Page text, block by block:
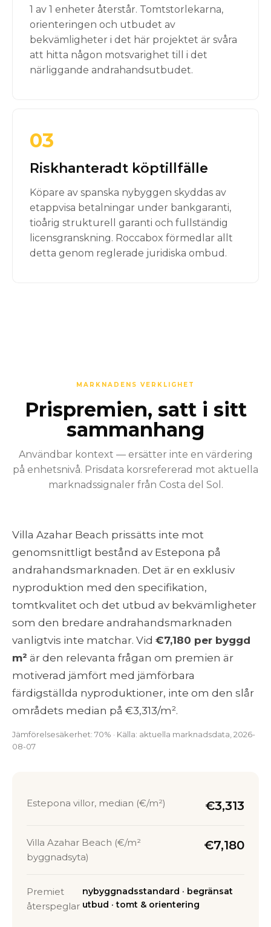
1 av 1 enheter återstår. Tomtstorlekarna,
orienteringen och utbudet av
bekvämligheter i det här projektet är svåra
att hitta någon motsvarighet till i det
närliggande andrahandsutbudet.
03
Riskhanteradt köptillfälle
Köpare av spanska nybyggen skyddas av
etappvisa betalningar under bankgaranti,
tioårig strukturell garanti och fullständig
licensgranskning. Roccabox förmedlar allt
detta genom reglerade juridiska ombud.
MARKNADENS VERKLIGHET
Prispremien, satt i sitt
sammanhang
Användbar kontext — ersätter inte en värdering
på enhetsnivå. Prisdata korsrefererad mot aktuella
marknadssignaler från Costa del Sol.
Villa Azahar Beach prissätts inte mot
genomsnittligt bestånd av Estepona på
andrahandsmarknaden. Det är en exklusiv
nyproduktion med den specifikation,
tomtkvalitet och det utbud av bekvämligheter
som den bredare andrahandsmarknaden
vanligtvis inte matchar. Vid €7,180 per byggd
m² är den relevanta frågan om premien är
motiverad jämfört med jämförbara
färdigställda nyproduktioner, inte om den slår
områdets median på €3,313/m².
Jämförelsesäkerhet: 70% · Källa: aktuella marknadsdata, 2026-
08-07
Estepona villor, median (€/m²) €3,313
Villa Azahar Beach (€/m²
byggnadsyta)
€7,180
Premiet
återspeglar
nybyggnadsstandard · begränsat
utbud · tomt & orientering